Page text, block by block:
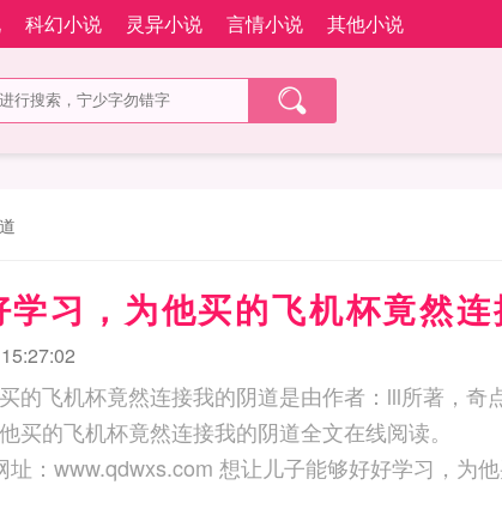
科幻小说 灵异小说 言情小说 其他小说
习，为他买的飞机杯竟然连
的飞机杯竟然连接我的阴道是由作者：lll所著，奇
买的飞机杯竟然连接我的阴道全文在线阅读。
儿子能够好好学习，为他买的飞机杯竟